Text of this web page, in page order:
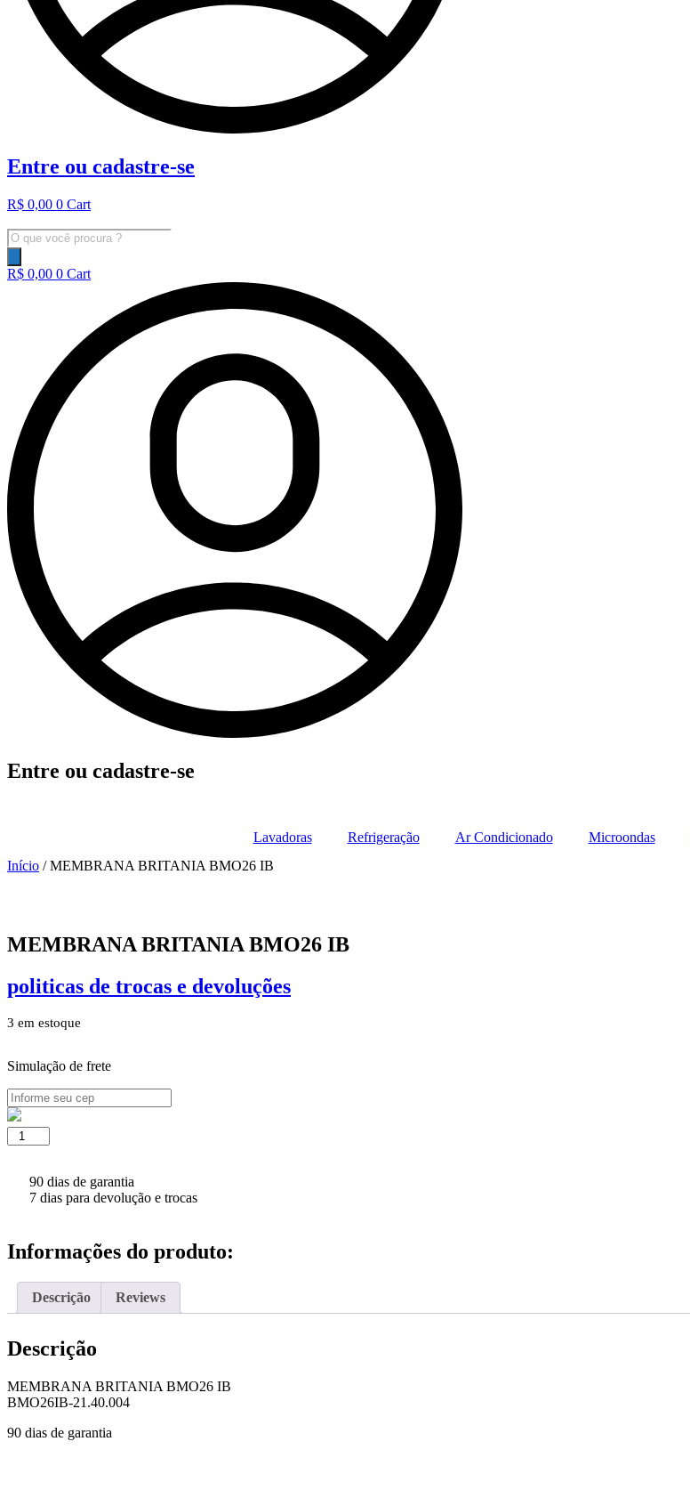
Entre ou cadastre-se
R$ 0,00 0 Cart
Pesquisar
produtos
R$ 0,00 0 Cart
Entre ou cadastre-se
Lavadoras Refrigeração Ar Condicionado Microondas
Início / MEMBRANA BRITANIA BMO26 IB
MEMBRANA BRITANIA BMO26 IB
politicas de trocas e devoluções
3 em estoque
Simulação de frete
MEMBRANA
BRITANIA
quantidade
90 dias de garantia
7 dias para devolução e trocas
Informações do produto:
Descrição Reviews
Descrição
MEMBRANA BRITANIA BMO26 IB
BMO26IB-21.40.004
90 dias de garantia